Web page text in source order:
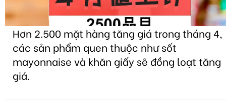
Hơn 2.500 mặt hàng tăng giá trong tháng 4,
các sản phẩm quen thuộc như sốt
mayonnaise và khăn giấy sẽ đồng loạt tăng
giá.